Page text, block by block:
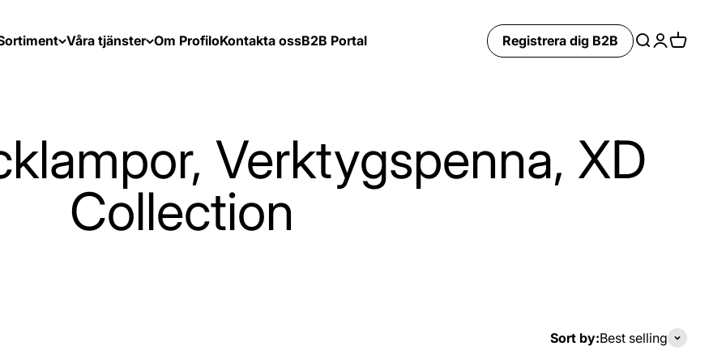
Våra tjänster Om ProfiloKontakta ossB2B Portal
Registrera dig B2B
Search
Login
Cart
Verktygspenna, XD
Collection
Sort by:Best selling